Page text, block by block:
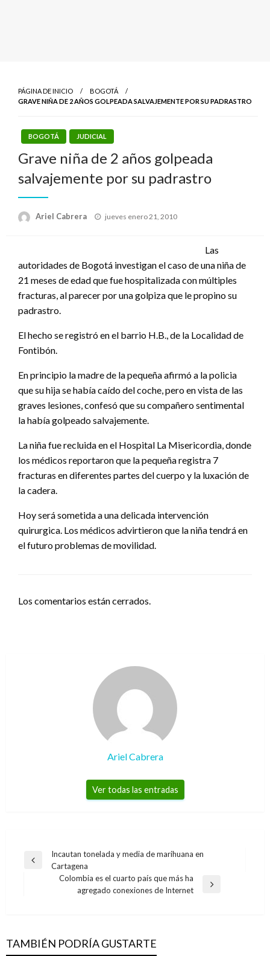
PÁGINA DE INICIO
BOGOTÁ
GRAVE NIÑA DE 2 AÑOS GOLPEADA SALVAJEMENTE POR SU PADRASTRO
BOGOTÁ JUDICIAL
Grave niña de 2 años golpeada
salvajemente por su padrastro
Ariel Cabrera
Publicado
jueves enero 21, 2010
Las
autoridades de Bogotá investigan el caso de una niña de
21 meses de edad que fue hospitalizada con múltiples
fracturas, al parecer por una golpiza que le propino su
padrastro.
El hecho se registró en el barrio H.B., de la Localidad de
Fontibón.
En principio la madre de la pequeña afirmó a la policia
que su hija se había caído del coche, pero en vista de las
graves lesiones, confesó que su compañero sentimental
la había golpeado salvajemente.
La niña fue recluida en el Hospital La Misericordia, donde
los médicos reportaron que la pequeña registra 7
fracturas en diferentes partes del cuerpo y la luxación de
la cadera.
Hoy será sometida a una delicada intervención
quirurgica. Los médicos advirtieron que la niña tendrá en
el futuro problemas de movilidad.
Los comentarios están cerrados.
Ariel Cabrera
Ver todas las entradas
Navegación
Entrada
Incautan tonelada y media de marihuana en
Cartagena
Colombia es el cuarto país que más ha
agregado conexiones de Internet
TAMBIÉN PODRÍA GUSTARTE